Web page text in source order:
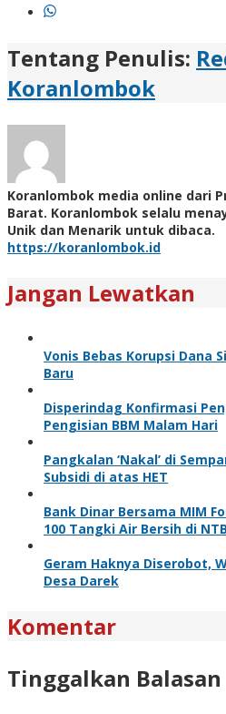
Tentang Penulis:
Koranlombok
Koranlombok media online dari
Barat. Koranlombok selalu
Unik dan Menarik untuk dibaca.
https://koranlombok.id
Jangan Lewatkan
Vonis Bebas Korupsi Dana
Baru
Disperindag Konfirmasi
Pengisian BBM Malam Hari
Pangkalan ‘Nakal’ di
Subsidi di atas HET
Bank Dinar Bersama MIM
100 Tangki Air Bersih di NTB
Geram Haknya Diserobot,
Desa Darek
Komentar
Tinggalkan Balasan